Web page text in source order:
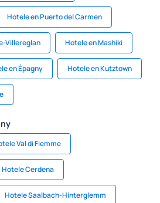
Hotele en Puerto del Carmen
Villereglan Hotele en Mashiki
en Épagny Hotele en Kutztown
Val di Fiemme
Hotele Cerdena
Hotele Saalbach-Hinterglemm